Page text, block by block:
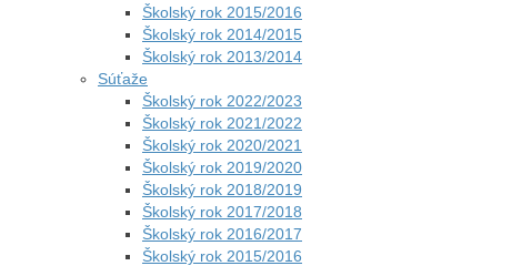
Školský rok 2015/2016
Školský rok 2014/2015
Školský rok 2013/2014
Súťaže
Školský rok 2022/2023
Školský rok 2021/2022
Školský rok 2020/2021
Školský rok 2019/2020
Školský rok 2018/2019
Školský rok 2017/2018
Školský rok 2016/2017
Školský rok 2015/2016